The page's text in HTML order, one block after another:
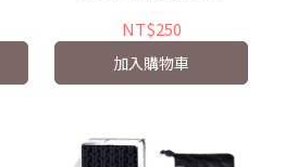
NT$250
加入購物車